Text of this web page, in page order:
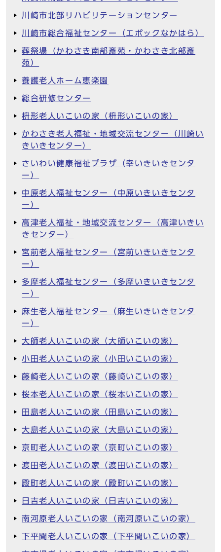
川崎市北部リハビリテーションセンター
川崎市総合福祉センター（エポックなかはら）
葬祭場（かわさき南部斎苑・かわさき北部斎
苑）
養護老人ホーム恵楽園
総合研修センター
枡形老人いこいの家（枡形いこいの家）
かわさき老人福祉・地域交流センター（川崎い
きいきセンター）
さいわい健康福祉プラザ（幸いきいきセンタ
ー）
中原老人福祉センター（中原いきいきセンタ
ー）
高津老人福祉・地域交流センター（高津いきい
きセンター）
宮前老人福祉センター（宮前いきいきセンタ
ー）
多摩老人福祉センター（多摩いきいきセンタ
ー）
麻生老人福祉センター（麻生いきいきセンタ
ー）
大師老人いこいの家（大師いこいの家）
小田老人いこいの家（小田いこいの家）
藤崎老人いこいの家（藤崎いこいの家）
桜本老人いこいの家（桜本いこいの家）
田島老人いこいの家（田島いこいの家）
大島老人いこいの家（大島いこいの家）
京町老人いこいの家（京町いこいの家）
渡田老人いこいの家（渡田いこいの家）
殿町老人いこいの家（殿町いこいの家）
日吉老人いこいの家（日吉いこいの家）
南河原老人いこいの家（南河原いこいの家）
下平間老人いこいの家（下平間いこいの家）